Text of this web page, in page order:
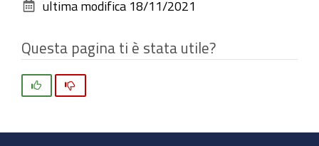
documento
ultima modifica 18/11/2021
Questa pagina ti è stata utile?